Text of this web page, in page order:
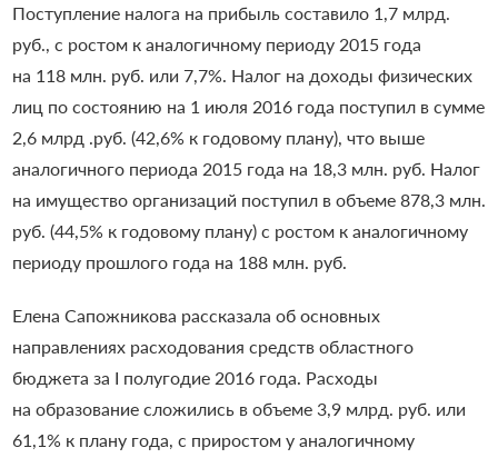
Поступление налога на прибыль составило 1,7 млрд.
руб., с ростом к аналогичному периоду 2015 года
на 118 млн. руб. или 7,7%. Налог на доходы физических
лиц по состоянию на 1 июля 2016 года поступил в сумме
2,6 млрд .руб. (42,6% к годовому плану), что выше
аналогичного периода 2015 года на 18,3 млн. руб. Налог
на имущество организаций поступил в объеме 878,3 млн.
руб. (44,5% к годовому плану) с ростом к аналогичному
периоду прошлого года на 188 млн. руб.
Елена Сапожникова рассказала об основных
направлениях расходования средств областного
бюджета за I полугодие 2016 года. Расходы
на образование сложились в объеме 3,9 млрд. руб. или
61,1% к плану года, с приростом у аналогичному